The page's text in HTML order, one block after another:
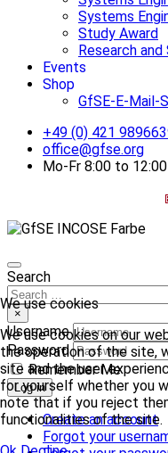
Systems
Study Award
Research
Events
Shop
GfSE-E-Mail-
+49 (0) 421
office@gfse.org
Mo-Fr 8:00 to 12:00
We use cookies
We use cookies on our
the operation of the site,
site and the user
for yourself whether you
note that if you reject
functionalities of the site.
Search
×
Username
Password
Remember Me
Log in
Create an account
Forgot your